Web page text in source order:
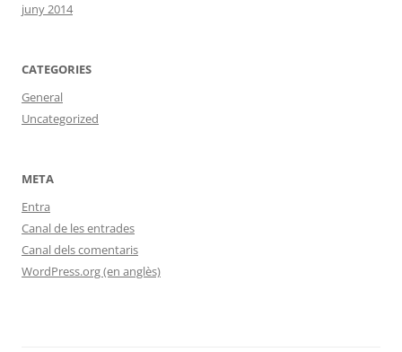
juny 2014
CATEGORIES
General
Uncategorized
META
Entra
Canal de les entrades
Canal dels comentaris
WordPress.org (en anglès)